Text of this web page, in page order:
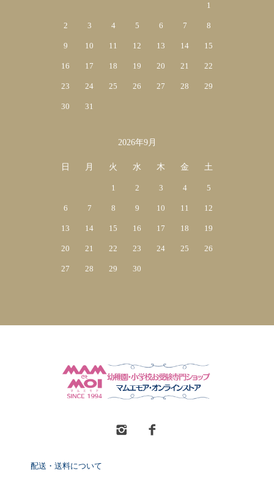
1
2 3 4 5 6 7 8
9 10 11 12 13 14 15
16 17 18 19 20 21 22
23 24 25 26 27 28 29
30 31
2026年9月
日 月 火 水 木 金 土
1 2 3 4 5
6 7 8 9 10 11 12
13 14 15 16 17 18 19
20 21 22 23 24 25 26
27 28 29 30
配送・送料について